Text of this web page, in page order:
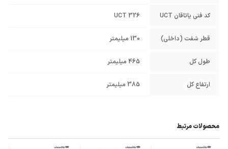
کد فنی یاتاقان UCT UCT 326
قطر شفت (داخلی) 130 میلیمتر
طول کل 465 میلیمتر
ارتفاع کل 385 میلیمتر
محصولات مرتبط